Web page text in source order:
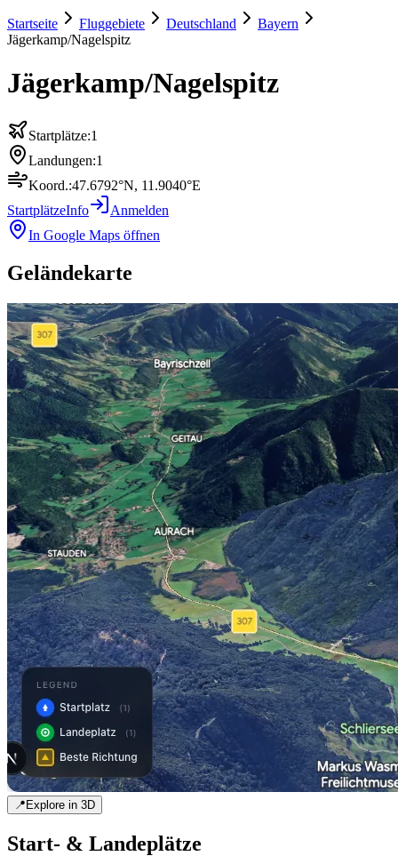
Startseite Fluggebiete Deutschland
Bayern
Jägerkamp/Nagelspitz
Jägerkamp/Nagelspitz
Startplätze:1
Landungen:1
Koord.:47.6792°N, 11.9040°E
StartplätzeInfo
Anmelden
In Google Maps öffnen
Geländekarte
📍Explore in 3D
Start- & Landeplätze